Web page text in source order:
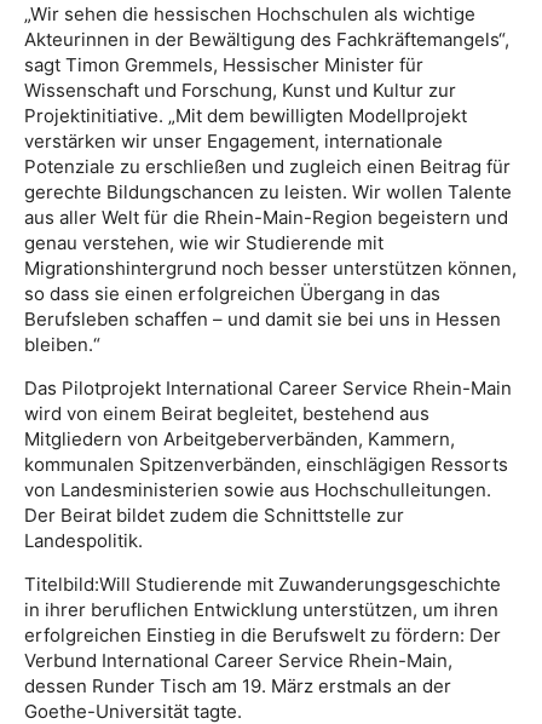
„Wir sehen die hessischen Hochschulen als wichtige
Akteurinnen in der Bewältigung des Fachkräftemangels“,
sagt Timon Gremmels, Hessischer Minister für
Wissenschaft und Forschung, Kunst und Kultur zur
Projektinitiative. „Mit dem bewilligten Modellprojekt
verstärken wir unser Engagement, internationale
Potenziale zu erschließen und zugleich einen Beitrag für
gerechte Bildungschancen zu leisten. Wir wollen Talente
aus aller Welt für die Rhein-Main-Region begeistern und
genau verstehen, wie wir Studierende mit
Migrationshintergrund noch besser unterstützen können,
so dass sie einen erfolgreichen Übergang in das
Berufsleben schaffen – und damit sie bei uns in Hessen
bleiben.“
Das Pilotprojekt International Career Service Rhein-Main
wird von einem Beirat begleitet, bestehend aus
Mitgliedern von Arbeitgeberverbänden, Kammern,
kommunalen Spitzenverbänden, einschlägigen Ressorts
von Landesministerien sowie aus Hochschulleitungen.
Der Beirat bildet zudem die Schnittstelle zur
Landespolitik.
Titelbild:Will Studierende mit Zuwanderungsgeschichte
in ihrer beruflichen Entwicklung unterstützen, um ihren
erfolgreichen Einstieg in die Berufswelt zu fördern: Der
Verbund International Career Service Rhein-Main,
dessen Runder Tisch am 19. März erstmals an der
Goethe-Universität tagte.